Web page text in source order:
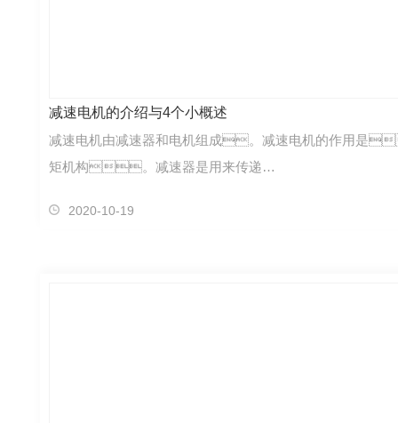
减速电机的介绍与4个小概述
减速电机由减速器和电机组成。减速电机的作用是
矩机构。减速器是用来传递…
2020-10-19